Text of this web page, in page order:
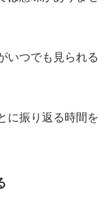
いつでも見られる
に振り返る時間を